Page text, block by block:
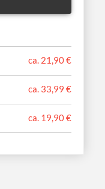
ca. 21,90 €
ca. 33,99 €
ca. 19,90 €